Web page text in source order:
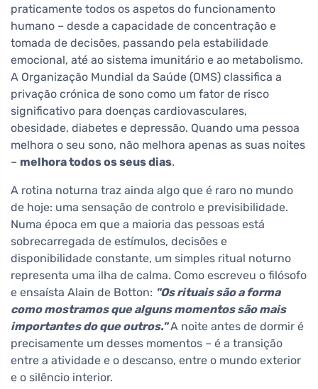
praticamente todos os aspetos do funcionamento
humano – desde a capacidade de concentração e
tomada de decisões, passando pela estabilidade
emocional, até ao sistema imunitário e ao metabolismo.
A Organização Mundial da Saúde (OMS) classifica a
privação crónica de sono como um fator de risco
significativo para doenças cardiovasculares,
obesidade, diabetes e depressão. Quando uma pessoa
melhora o seu sono, não melhora apenas as suas noites
– melhora todos os seus dias.
A rotina noturna traz ainda algo que é raro no mundo
de hoje: uma sensação de controlo e previsibilidade.
Numa época em que a maioria das pessoas está
sobrecarregada de estímulos, decisões e
disponibilidade constante, um simples ritual noturno
representa uma ilha de calma. Como escreveu o filósofo
e ensaísta Alain de Botton: "Os rituais são a forma
como mostramos que alguns momentos são mais
importantes do que outros."A noite antes de dormir é
precisamente um desses momentos – é a transição
entre a atividade e o descanso, entre o mundo exterior
e o silêncio interior.